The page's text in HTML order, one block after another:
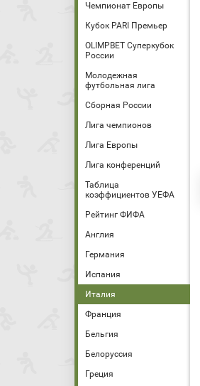
Чемпионат Европы
Кубок PARI Премьер
OLIMPBET Суперкубок
России
Молодежная
футбольная лига
Сборная России
Лига чемпионов
Лига Европы
Лига конференций
Таблица
коэффициентов УЕФА
Рейтинг ФИФА
Англия
Германия
Испания
Италия
Франция
Бельгия
Белоруссия
Греция